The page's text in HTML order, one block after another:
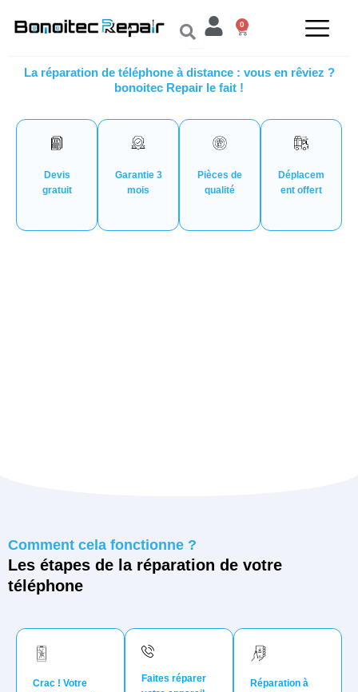
0
Panier
La réparation de téléphone à distance : vous en rêviez ?
bonoitec Repair le fait !
Devis
gratuit
Garantie 3
mois
Pièces de
qualité
Déplacem
ent offert
Comment cela fonctionne ?
Les étapes de la réparation de votre
téléphone
Crac ! Votre
Faites réparer
Réparation à